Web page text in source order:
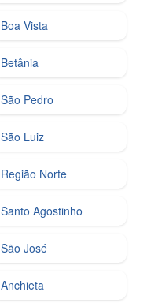
Boa Vista
Betânia
São Pedro
São Luiz
Região Norte
Santo Agostinho
São José
Anchieta